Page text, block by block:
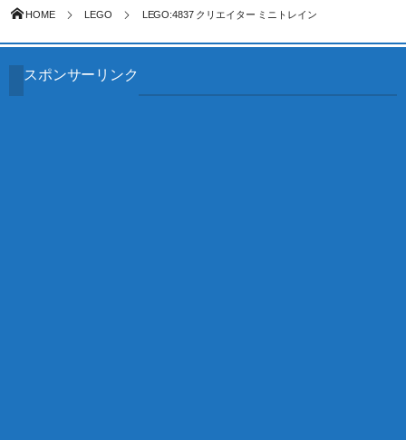
HOME LEGO LEGO:4837 クリエイター ミニトレイン
スポンサーリンク